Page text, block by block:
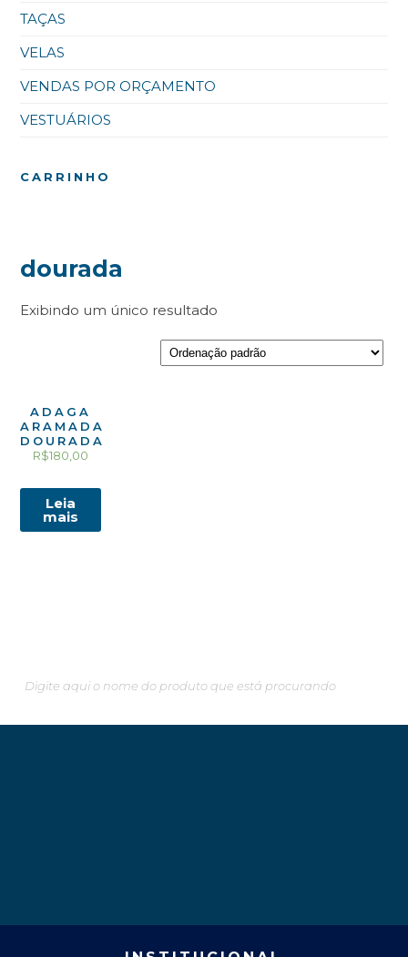
TAÇAS
VELAS
VENDAS POR ORÇAMENTO
VESTUÁRIOS
CARRINHO
dourada
Exibindo um único resultado
ADAGA
ARAMADA
DOURADA
R$180,00
Leia
mais